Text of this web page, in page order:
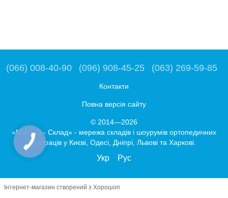
(066) 008-40-90 (096) 908-45-25 (063) 269-59-85
Контакти
Повна версія сайту
© 2014—2026
«Матрац - Склад» - мережа складів і шоурумів ортопедичних
матраців у Києві, Одесі, Дніпрі, Львові та Харкові.
Укр Рус
Інтернет-магазин створений з Хорошоп